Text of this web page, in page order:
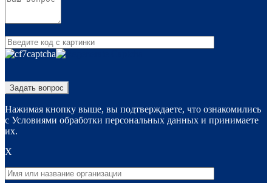
Нажимая кнопку выше, вы подтверждаете, что ознакомились
с Условиями обработки персональных данных и принимаете
их.
X